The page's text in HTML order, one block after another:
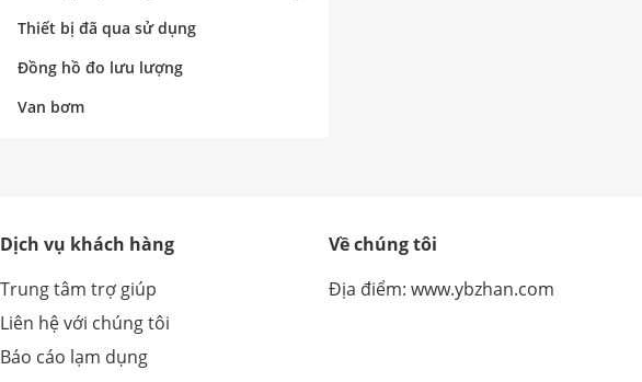
nghiệp
Thiết bị đã qua sử dụng
Đồng hồ đo lưu lượng
Van bơm
Dịch vụ khách hàng
Trung tâm trợ giúp
Liên hệ với chúng tôi
Báo cáo lạm dụng
Về chúng tôi
Địa điểm: www.ybzhan.com